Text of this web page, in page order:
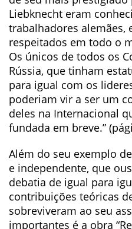
Liebknecht eram
trabalhadores alemães,
respeitados em todo o
Os únicos de todos os
Rússia, que tinham
para igual com os
poderiam vir a ser um
deles na Internacional
fundada em breve.”
Além do seu exemplo
e independente, que
debatia de igual para
contribuições teóricas
sobreviveram ao seu
importantes é a obra